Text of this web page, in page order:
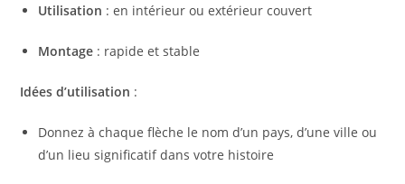
Utilisation : en intérieur ou extérieur couvert
Montage : rapide et stable
Idées d’utilisation :
Donnez à chaque flèche le nom d’un pays, d’une ville ou
d’un lieu significatif dans votre histoire